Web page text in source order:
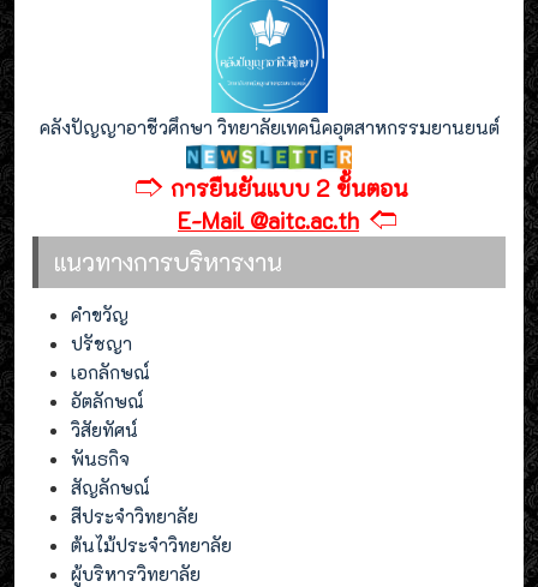
คลังปัญญาอาชีวศึกษา วิทยาลัยเทคนิคอุตสาหกรรมยานยนต์
🢣 การยืนยันแบบ 2 ขั้นตอน
E-Mail @aitc.ac.th 🢢
แนวทางการบริหารงาน
คำขวัญ
ปรัชญา
เอกลักษณ์
อัตลักษณ์
วิสัยทัศน์
พันธกิจ
สัญลักษณ์
สีประจำวิทยาลัย
ต้นไม้ประจำวิทยาลัย
ผู้บริหารวิทยาลัย